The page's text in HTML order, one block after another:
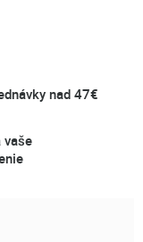
nad 47€
vaše